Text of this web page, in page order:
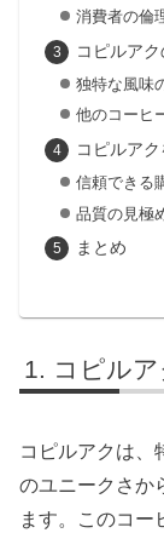
消費者の倫
コピルア
独特な風味
他のコーヒ
コピルア
信頼できる
品質の見極
まとめ
コピル
コピルアクは、
のユニークさか
ます。このコー